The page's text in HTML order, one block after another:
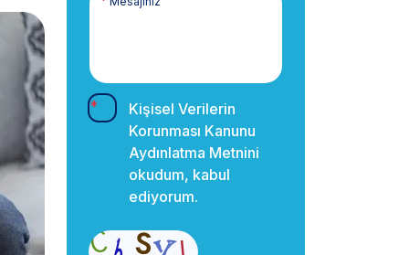
Kişisel Verilerin
Korunması Kanunu
Aydınlatma Metnini
okudum, kabul
ediyorum.